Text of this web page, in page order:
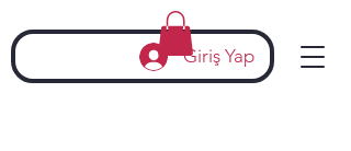
Giriş Yap